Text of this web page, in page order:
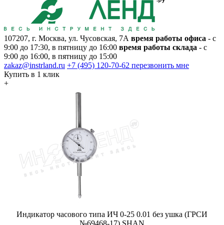
107207, г. Москва, ул. Чусовская, 7А время работы офиса - с
9:00 до 17:30, в пятницу до 16:00 время работы склада - с
9:00 до 16:00, в пятницу до 15:00
zakaz@instrland.ru +7 (495) 120-70-62 перезвонить мне
Купить в 1 клик
+
Индикатор часового типа ИЧ 0-25 0.01 без ушка (ГРСИ
№69468-17) SHAN